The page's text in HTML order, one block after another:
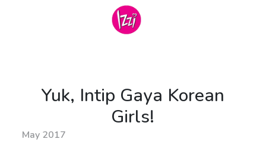
Yuk, Intip Gaya Korean
Girls!
May 2017